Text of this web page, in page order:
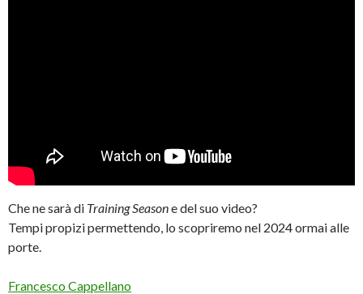
Che ne sarà di Training Seasone del suo video?
Tempi propizi permettendo, lo scopriremo nel 2024 ormai alle
porte.
Francesco Cappellano